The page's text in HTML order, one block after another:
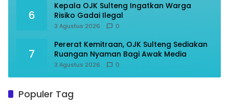
6
Kepala OJK Sulteng Ingatkan Warga
Risiko Gadai Ilegal
3 Agustus 2026 0
7
Pererat Kemitraan, OJK Sulteng Sediakan
Ruangan Nyaman Bagi Awak Media
3 Agustus 2026 0
Populer Tag